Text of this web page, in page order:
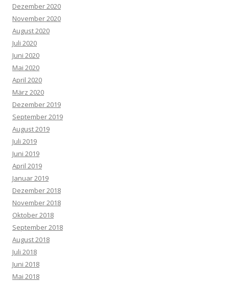
Dezember 2020
November 2020
August 2020
Juli 2020
Juni 2020
Mai 2020
April 2020
März 2020
Dezember 2019
September 2019
August 2019
Juli 2019
Juni 2019
April 2019
Januar 2019
Dezember 2018
November 2018
Oktober 2018
September 2018
August 2018
Juli 2018
Juni 2018
Mai 2018